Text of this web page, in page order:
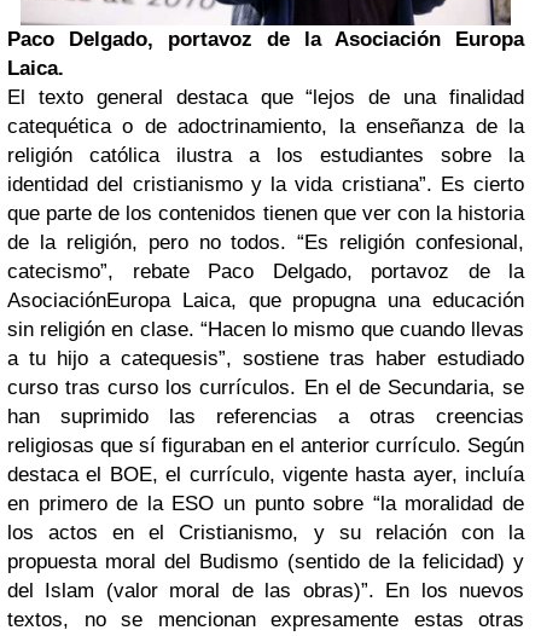
Paco Delgado, portavoz de la Asociación Europa
Laica.
El texto general destaca que “lejos de una finalidad
catequética o de adoctrinamiento, la enseñanza de la
religión católica ilustra a los estudiantes sobre la
identidad del cristianismo y la vida cristiana”. Es cierto
que parte de los contenidos tienen que ver con la historia
de la religión, pero no todos. “Es religión confesional,
catecismo”, rebate Paco Delgado, portavoz de la
AsociaciónEuropa Laica, que propugna una educación
sin religión en clase. “Hacen lo mismo que cuando llevas
a tu hijo a catequesis”, sostiene tras haber estudiado
curso tras curso los currículos. En el de Secundaria, se
han suprimido las referencias a otras creencias
religiosas que sí figuraban en el anterior currículo. Según
destaca el BOE, el currículo, vigente hasta ayer, incluía
en primero de la ESO un punto sobre “la moralidad de
los actos en el Cristianismo, y su relación con la
propuesta moral del Budismo (sentido de la felicidad) y
del Islam (valor moral de las obras)”. En los nuevos
textos, no se mencionan expresamente estas otras